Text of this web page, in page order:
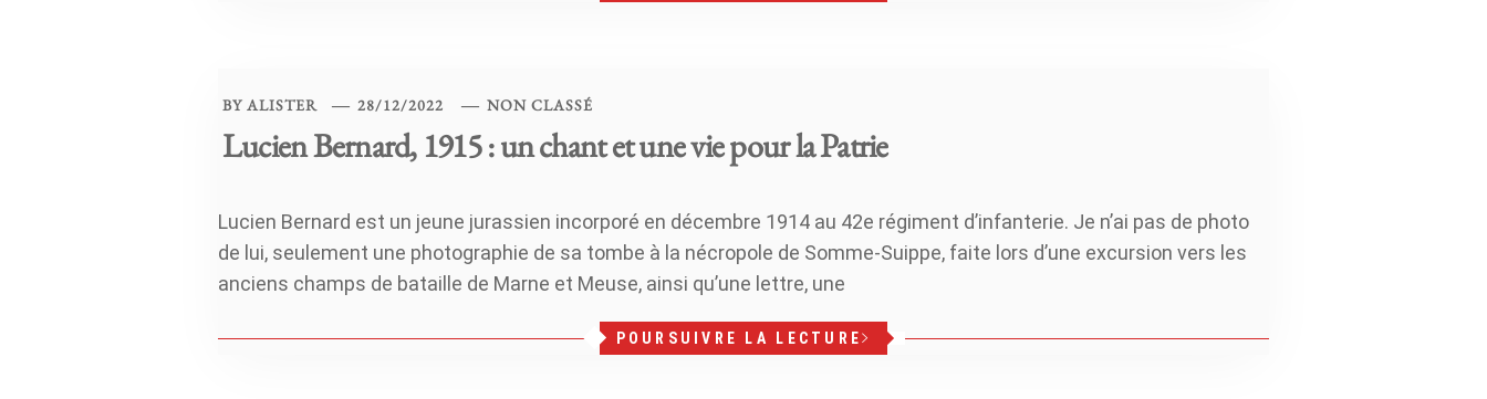
BY ALISTER 28/12/2022 NON CLASSÉ
Lucien Bernard, 1915 : un chant et une vie pour la Patrie
Lucien Bernard est un jeune jurassien incorporé en décembre 1914 au 42e régiment d’infanterie. Je n’ai pas de photo
de lui, seulement une photographie de sa tombe à la nécropole de Somme-Suippe, faite lors d’une excursion vers les
anciens champs de bataille de Marne et Meuse, ainsi qu’une lettre, une
POURSUIVRE LA LECTURE